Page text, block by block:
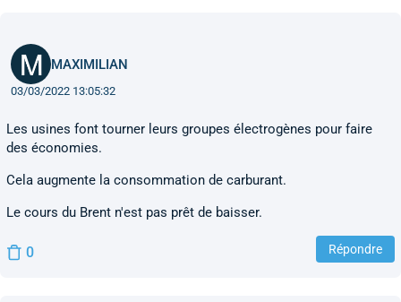
MAXIMILIAN
03/03/2022 13:05:32
Les usines font tourner leurs groupes électrogènes pour faire
des économies.
Cela augmente la consommation de carburant.
Le cours du Brent n'est pas prêt de baisser.
0 Répondre